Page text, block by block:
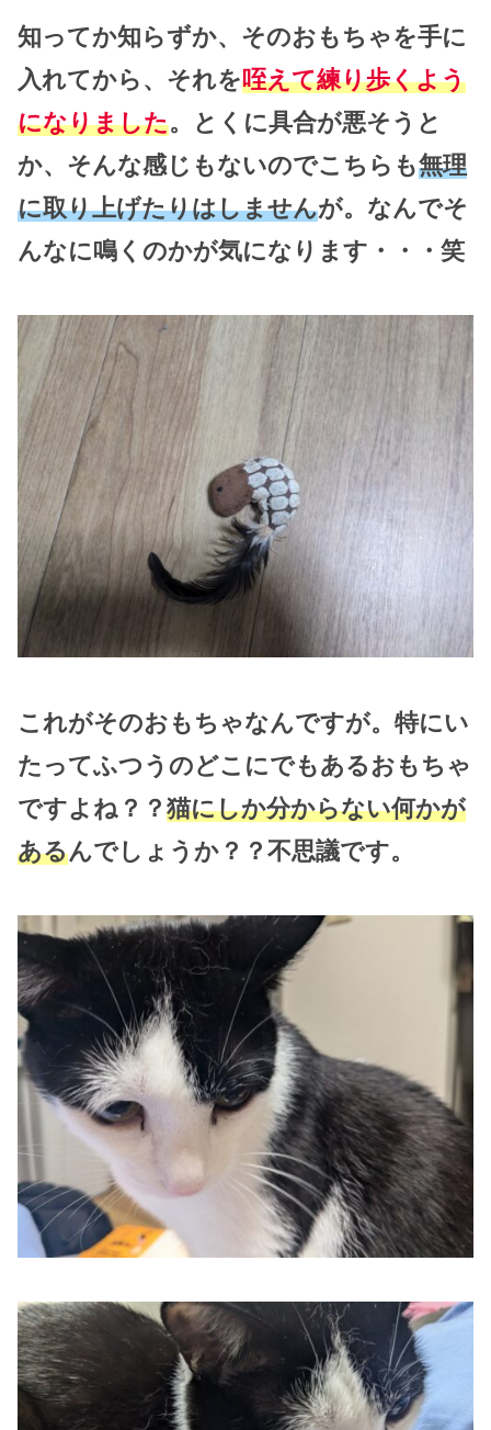
知ってか知らずか、そのおもちゃを手に
入れてから、それを咥えて練り歩くよう
になりました。とくに具合が悪そうと
か、そんな感じもないのでこちらも無理
に取り上げたりはしませんが。なんでそ
んなに鳴くのかが気になります・・・笑
これがそのおもちゃなんですが。特にい
たってふつうのどこにでもあるおもちゃ
ですよね？？ 猫にしか分からない何かが
あるんでしょうか？？不思議です。